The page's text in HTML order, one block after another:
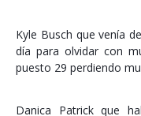
Kyle Busch que venía
día para olvidar con
puesto 29 perdiendo
Danica Patrick que